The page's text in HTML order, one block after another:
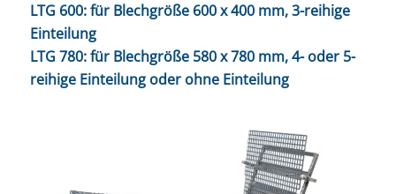
LTG 600: für Blechgröße 600 x 400 mm, 3-reihige
Einteilung
LTG 780: für Blechgröße 580 x 780 mm, 4- oder 5-
reihige Einteilung oder ohne Einteilung